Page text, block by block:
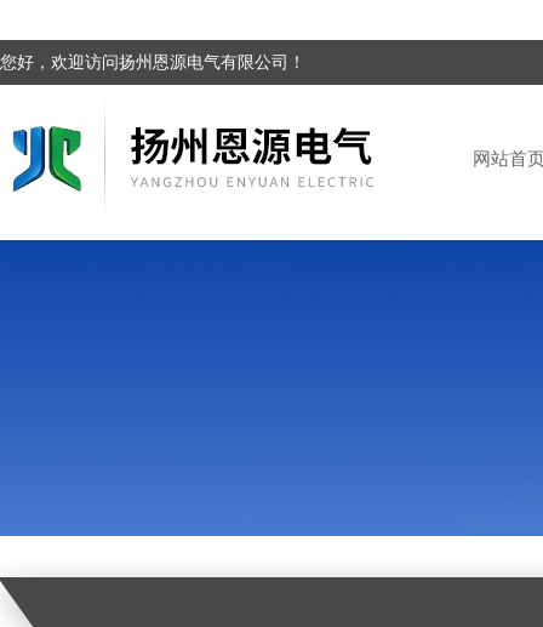
您好，欢迎访问扬州恩源电气有限公司！
网站首